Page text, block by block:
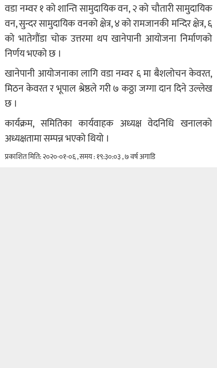
वडा नम्वर १ को शान्ति सामुदायिक वन, २ को चौतारी सामुदायिक
वन, सुन्दर सामुदायिक वनको क्षेत्र, ४ को रामजानकी मन्दिर क्षेत्र, ६
को भातेगौंडा चोक उत्तरमा थप खानेपानी आयोजना निर्माणको
निर्णय भएको छ ।
खानेपानी आयोजनाका लागि वडा नम्वर ६ मा बैशलोचन केवरत,
मिठन केवरत र भूपाल श्रेष्ठले गरी ७ कठ्ठा जग्गा दान दिने उल्लेख
छ ।
कार्यक्रम, समितिका कार्यवाहक अध्यक्ष वेदनिधि खनालको
अध्यक्षतामा सम्पन्न भएको थियो ।
प्रकाशित मिति: २०२०-०१-०६ , समय : १९:३०:०३ , ७ वर्ष अगाडि